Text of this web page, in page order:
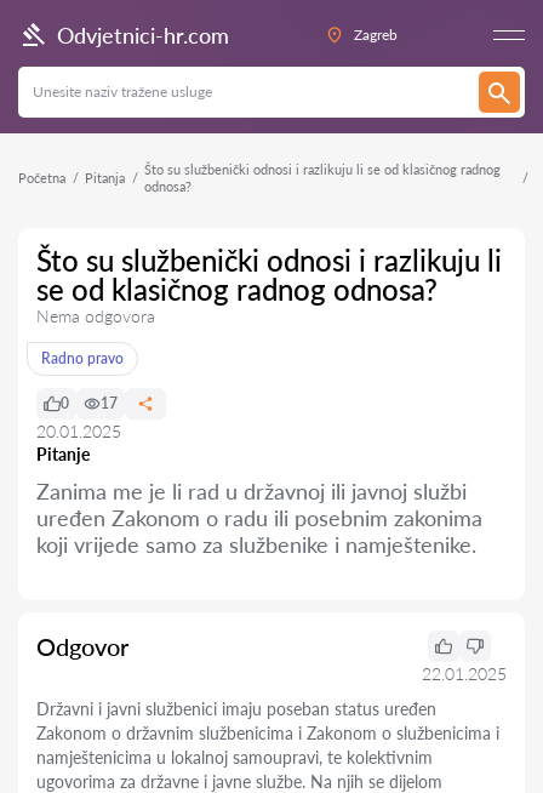
Odvjetnici-hr.com Zagreb
Početna Pitanja
Što su službenički odnosi i razlikuju li se od klasičnog radnog
odnosa?
Što su službenički odnosi i razlikuju li
se od klasičnog radnog odnosa?
Nema odgovora
Radno pravo
Pitanje
0 17
20.01.2025
Zanima me je li rad u državnoj ili javnoj službi
uređen Zakonom o radu ili posebnim zakonima
koji vrijede samo za službenike i namještenike.
Odgovor
22.01.2025
Državni i javni službenici imaju poseban status uređen
Zakonom o državnim službenicima i Zakonom o službenicima i
namještenicima u lokalnoj samoupravi, te kolektivnim
ugovorima za državne i javne službe. Na njih se dijelom